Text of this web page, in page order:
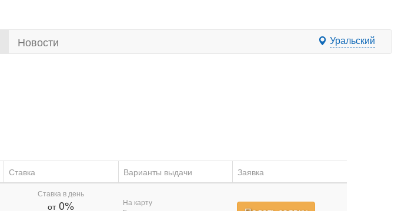
Новости Уральский
Ставка Варианты выдачи Заявка
Ставка в день
от0%
На карту